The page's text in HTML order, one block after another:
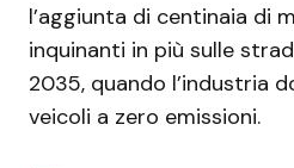
l’aggiunta di centinaia di
inquinanti in più sulle
2035, quando l’industria
veicoli a zero emissioni.